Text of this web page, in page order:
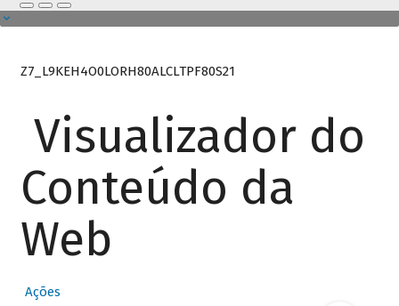
Z7_L9KEH4O0LORH80ALCLTPF80S21
Visualizador do
Conteúdo da
Web
Ações